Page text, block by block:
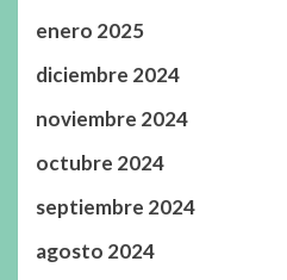
enero 2025
diciembre 2024
noviembre 2024
octubre 2024
septiembre 2024
agosto 2024